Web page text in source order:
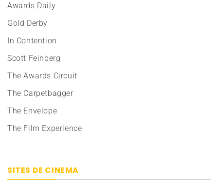
Awards Daily
Gold Derby
In Contention
Scott Feinberg
The Awards Circuit
The Carpetbagger
The Envelope
The Film Experience
SITES DE CINEMA